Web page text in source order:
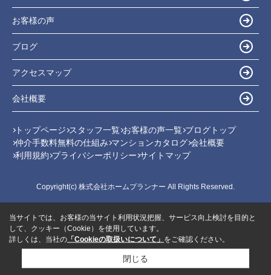
お客様の声
ブログ
アクセスマップ
会社概要
トップページ スタッフ一覧 お客様の声一覧 ブログトップ
仲介手数料無料の仕組み マンションカタログ 会社概要
利用規約 プライバシーポリシー サイトマップ
Copyright(c) 株式会社ホームプランナー All Rights Reserved.
当サイトでは、お客様の当サイト利用状況把握、サービス向上検討を目的と
して、クッキー（Cookie）を使用しています。
詳しくは、当社の 「Cookieの取扱いについて」 をご確認ください。
閉じる